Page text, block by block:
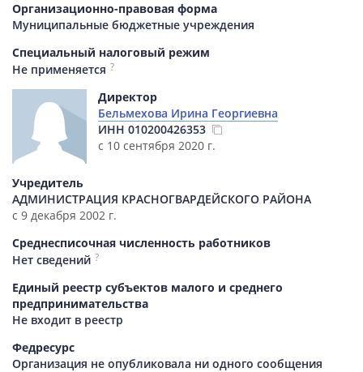
Организационно-правовая форма
Муниципальные бюджетные учреждения
Специальный налоговый режим
Не применяется ?
Директор
Бельмехова Ирина Георгиевна
ИНН 010200426353
с 10 сентября 2020 г.
Учредитель
АДМИНИСТРАЦИЯ КРАСНОГВАРДЕЙСКОГО РАЙОНА
с 9 декабря 2002 г.
Среднесписочная численность работников
Нет сведений ?
Единый реестр субъектов малого и среднего
предпринимательства
Не входит в реестр
Федресурс
Организация не опубликовала ни одного сообщения